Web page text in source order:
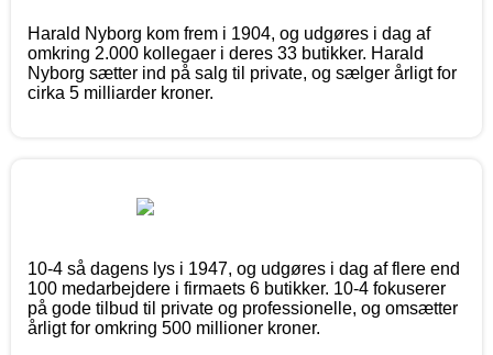
Harald Nyborg kom frem i 1904, og udgøres i dag af
omkring 2.000 kollegaer i deres 33 butikker. Harald
Nyborg sætter ind på salg til private, og sælger årligt for
cirka 5 milliarder kroner.
10-4 så dagens lys i 1947, og udgøres i dag af flere end
100 medarbejdere i firmaets 6 butikker. 10-4 fokuserer
på gode tilbud til private og professionelle, og omsætter
årligt for omkring 500 millioner kroner.